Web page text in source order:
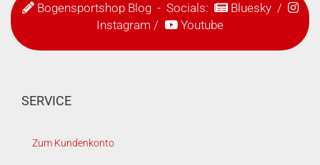
Bogensportshop Blog- Socials: Bluesky/
Instagram / Youtube
SERVICE
Zum Kundenkonto